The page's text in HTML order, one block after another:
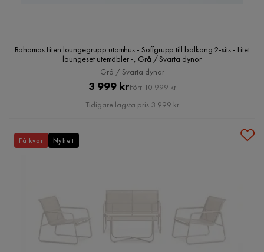
Bahamas Liten loungegrupp utomhus - Soffgrupp till balkong 2-sits - Litet
loungeset utemöbler -, Grå / Svarta dynor
Grå / Svarta dynor
Pris
3 999 krOriginal
Pris
Förr 10 999 kr
Tidigare lägsta pris 3 999 kr
Få kvar Nyhet